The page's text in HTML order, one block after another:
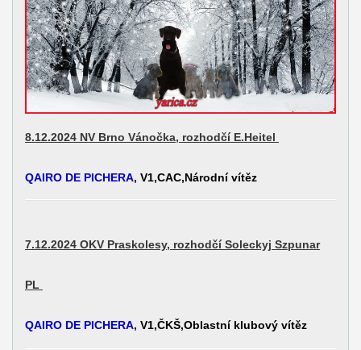
8.12.2024 NV Brno Vánočka, rozhodčí E.Heitel
QAIRO DE PICHERA, V1,CAC,Národní vítěz
7.12.2024 OKV Praskolesy, rozhodčí Soleckyj Szpunar
PL
QAIRO DE PICHERA, V1,ČKŠ,Oblastní klubový vítěz